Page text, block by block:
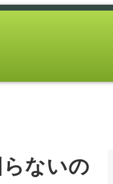
ないの